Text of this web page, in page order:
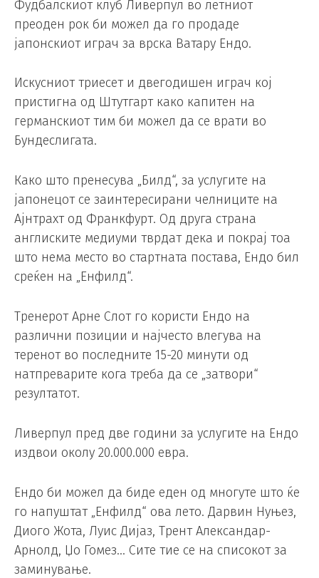
Фудбалскиот клуб Ливерпул во летниот
преоден рок би можел да го продаде
јапонскиот играч за врска Ватару Ендо.
Искусниот триесет и двегодишен играч кој
пристигна од Штутгарт како капитен на
германскиот тим би можел да се врати во
Бундеслигата.
Како што пренесува „Билд“, за услугите на
јапонецот се заинтересирани челниците на
Ајнтрахт од Франкфурт. Од друга страна
англиските медиуми тврдат дека и покрај тоа
што нема место во стартната постава, Ендо бил
среќен на „Енфилд“.
Тренерот Арне Слот го користи Ендо на
различни позиции и најчесто влегува на
теренот во последните 15-20 минути од
натпреварите кога треба да се „затвори“
резултатот.
Ливерпул пред две години за услугите на Ендо
издвои околу 20.000.000 евра.
Ендо би можел да биде еден од многуте што ќе
го напуштат „Енфилд“ ова лето. Дарвин Нуњез,
Диого Жота, Луис Дијаз, Трент Александар-
Арнолд, Џо Гомез… Сите тие се на списокот за
заминување.